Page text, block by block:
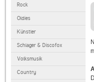
Rock
Oldies
Künstler
Schlager & Discofox
Volksmusik
Country